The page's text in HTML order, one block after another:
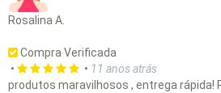
Rosalina A.
Compra Verificada
•
• 11 anos atrás
produtos maravilhosos , entrega rápida!